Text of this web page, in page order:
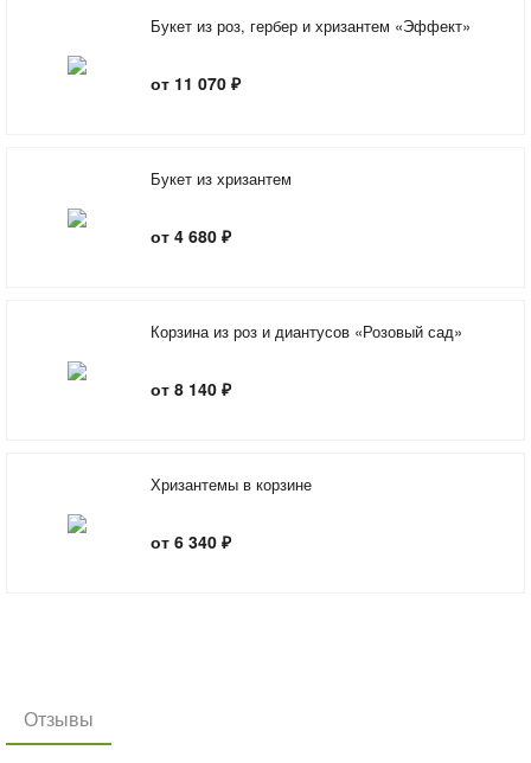
Букет из роз, гербер и хризантем «Эффект»
от 11 070 ₽
Букет из хризантем
от 4 680 ₽
Корзина из роз и диантусов «Розовый сад»
от 8 140 ₽
Хризантемы в корзине
от 6 340 ₽
Отзывы